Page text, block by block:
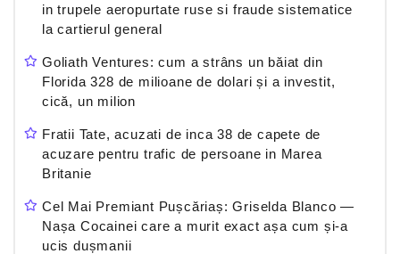
in trupele aeropurtate ruse si fraude sistematice
la cartierul general
Goliath Ventures: cum a strâns un băiat din
Florida 328 de milioane de dolari și a investit,
cică, un milion
Fratii Tate, acuzati de inca 38 de capete de
acuzare pentru trafic de persoane in Marea
Britanie
Cel Mai Premiant Pușcăriaș: Griselda Blanco —
Nașa Cocainei care a murit exact așa cum și-a
ucis dușmanii